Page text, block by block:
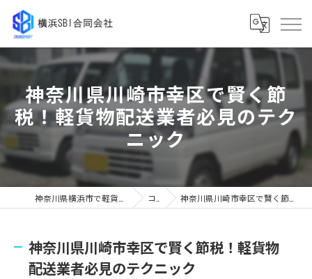
神奈川県川崎市幸区で賢く節
税！軽貨物配送業者必見のテク
ニック
コラム 神奈川県川崎市幸区で賢く節税！軽貨物配送業者必見のテクニック
神奈川県川崎市幸区で賢く節税！軽貨物
配送業者必見のテクニック